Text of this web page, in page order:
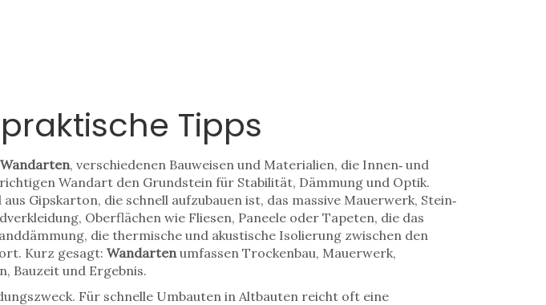
Tipps
Wandarten, verschiedenen Bauweisen und Materialien, die Innen‑ und
Wandart den Grundstein für Stabilität, Dämmung und Optik.
Gipskarton, die schnell aufzubauen ist, das massive Mauerwerk, Stein‑
, Oberflächen wie Fliesen, Paneele oder Tapeten, die das
, die thermische und akustische Isolierung zwischen den
Kurz gesagt: Wandartenumfassen Trockenbau, Mauerwerk,
Bauzeit und Ergebnis.
Für schnelle Umbauten in Altbauten reicht oft eine